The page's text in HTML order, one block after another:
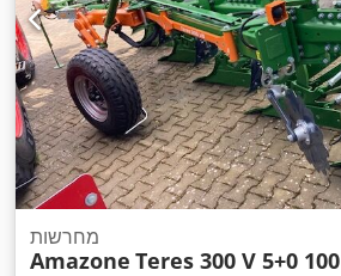
מחרשות
Amazone Teres 300 V 5+0 100